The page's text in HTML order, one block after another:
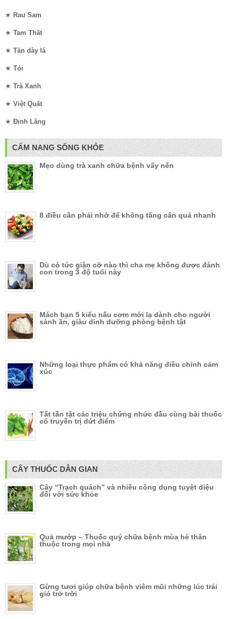
★ Rau Sam
★ Tam Thất
★ Tần dày lá
★ Tỏi
★ Trà Xanh
★ Việt Quất
★ Đinh Lăng
CẨM NANG SỐNG KHỎE
Mẹo dùng trà xanh chữa bệnh vẩy nến
8 điều cần phải nhớ để không tăng cân quá nhanh
Dù có tức giận cỡ nào thì cha mẹ không được đánh
con trong 3 độ tuổi này
Mách bạn 5 kiểu nấu cơm mới lạ dành cho người
sành ăn, giàu dinh dưỡng phòng bệnh tật
Những loại thực phẩm có khả năng điều chỉnh cảm
xúc
Tất tần tật các triệu chứng nhức đầu cùng bài thuốc
cổ truyền trị dứt điểm
CÂY THUỐC DÂN GIAN
Cây “Trạch quách” và nhiều công dụng tuyệt diệu
đối với sức khỏe
Quả mướp – Thuốc quý chữa bệnh mùa hè thân
thuộc trong mọi nhà
Gừng tươi giúp chữa bệnh viêm mũi những lúc trái
gió trở trời